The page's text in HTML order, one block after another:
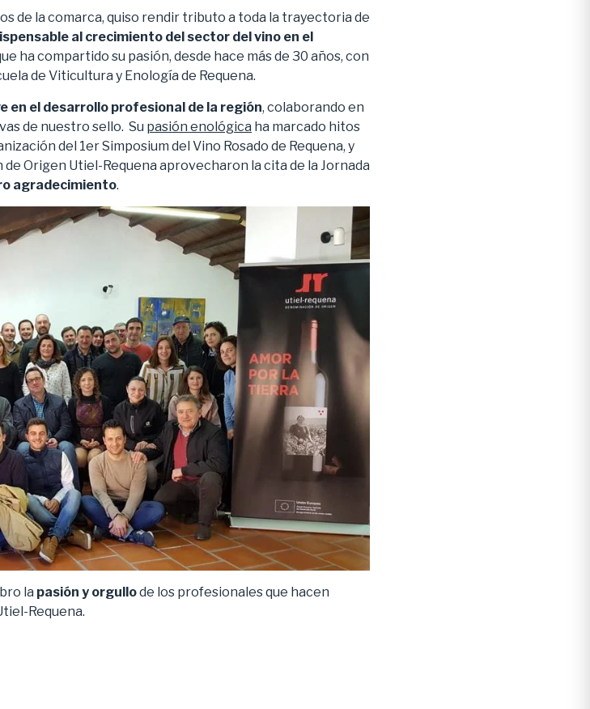
de la comarca, quiso rendir tributo a toda la trayectoria de
al crecimiento del sector del vino en el
ha compartido su pasión, desde hace más de 30 años, con
de Viticultura y Enología de Requena.
en el desarrollo profesional de la región, colaborando en
de nuestro sello. Su pasión enológica ha marcado hitos
del 1er Simposium del Vino Rosado de Requena, y
Origen Utiel-Requena aprovecharon la cita de la Jornada
agradecimiento.
la pasión y orgullode los profesionales que hacen
Requena.